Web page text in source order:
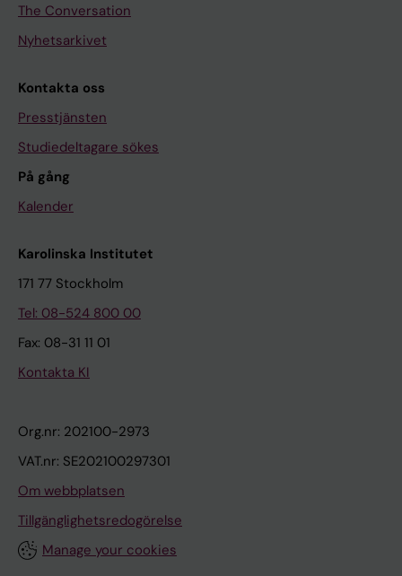
The Conversation
Nyhetsarkivet
Kontakta oss
Presstjänsten
Studiedeltagare sökes
På gång
Kalender
Karolinska Institutet
171 77 Stockholm
Tel: 08-524 800 00
Fax: 08-31 11 01
Kontakta KI
Org.nr: 202100-2973
VAT.nr: SE202100297301
Om webbplatsen
Tillgänglighetsredogörelse
Manage your cookies